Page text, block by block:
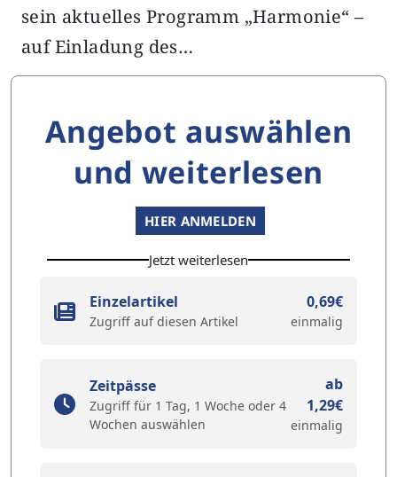
sein aktuelles Programm „Harmonie“ –
auf Einladung des…
Angebot auswählen
und weiterlesen
HIER ANMELDEN
Jetzt weiterlesen
Einzelartikel
Zugriff auf diesen Artikel
0,69€
einmalig
Zeitpässe
Zugriff für 1 Tag, 1 Woche oder 4
Wochen auswählen
ab
1,29€
einmalig